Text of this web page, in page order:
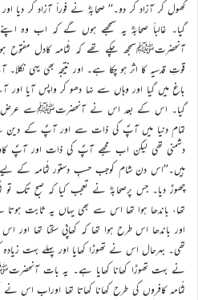
کھول کر آزاد کر دو۔’’ صحابہؓ نے فوراً آزاد کر دیا
گیا۔ غالباً صحابہؓ یہ سمجھے ہوں گے کہ اب وہ
آنحضرتﷺسمجھ چکے تھے کہ ثُمَامہ کادل
قوتِ قدسیہ کا اثر ہو چکا ہے۔ اور نتیجہ بھی یہی
باغ میں گیا اور وہاں سے نہا دھو کر واپس آیا
گیا۔ اس کے بعد اس نے آنحضرتﷺسے عرض کیا۔
تمام دنیا میں آپؐ کی ذات سے اور آپؐ کے
دشمنی تھی لیکن اب مجھے آپؐ کی ذات اور آپؐ
ہیں۔’’اس دن شام کوجب حسبِ دستور ثُمامہ کے لیے
چھوڑ دیا۔ جس پرصحابہؓ نے تعجب کیا کہ صبح تک تو
تھا، باندھا ہوا تھا اس سے بھی یہاں یہ ثابت ہوتا
اور باندھا اس طرح ہوا تھا کہ کھاپی سکتا تھا
تھی۔ بہرحال اس نے تھوڑا کھایا اور پہلے بہت زیادہ
نے بہت تھوڑا کھانا کھایا ہے۔ یہ بات
ثُمامہ کافروں کی طرح کھانا کھاتا تھا اوراب اس